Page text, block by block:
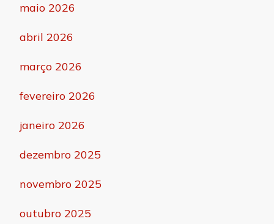
maio 2026
abril 2026
março 2026
fevereiro 2026
janeiro 2026
dezembro 2025
novembro 2025
outubro 2025